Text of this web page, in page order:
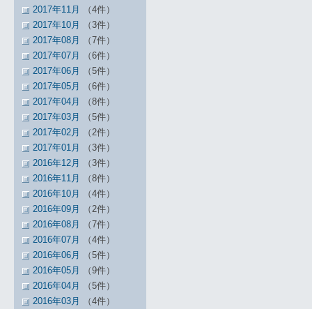
2017年11月
（4件）
2017年10月
（3件）
2017年08月
（7件）
2017年07月
（6件）
2017年06月
（5件）
2017年05月
（6件）
2017年04月
（8件）
2017年03月
（5件）
2017年02月
（2件）
2017年01月
（3件）
2016年12月
（3件）
2016年11月
（8件）
2016年10月
（4件）
2016年09月
（2件）
2016年08月
（7件）
2016年07月
（4件）
2016年06月
（5件）
2016年05月
（9件）
2016年04月
（5件）
2016年03月
（4件）